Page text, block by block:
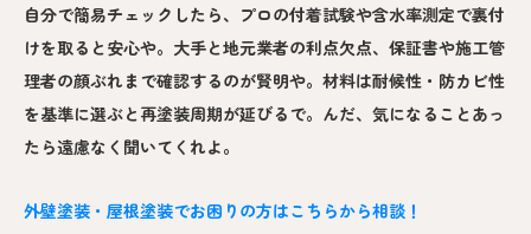
自分で簡易チェックしたら、プロの付着試験や含水率測定で裏付
けを取ると安心や。大手と地元業者の利点欠点、保証書や施工管
理者の顔ぶれまで確認するのが賢明や。材料は耐候性・防カビ性
を基準に選ぶと再塗装周期が延びるで。んだ、気になることあっ
たら遠慮なく聞いてくれよ。
外壁塗装・屋根塗装でお困りの方はこちらから相談！